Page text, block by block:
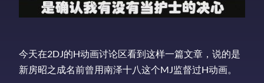
今天在2DJ的H动画讨论区看到这样一篇文章，说的是
新房昭之成名前曾用南泽十八这个MJ监督过H动画。